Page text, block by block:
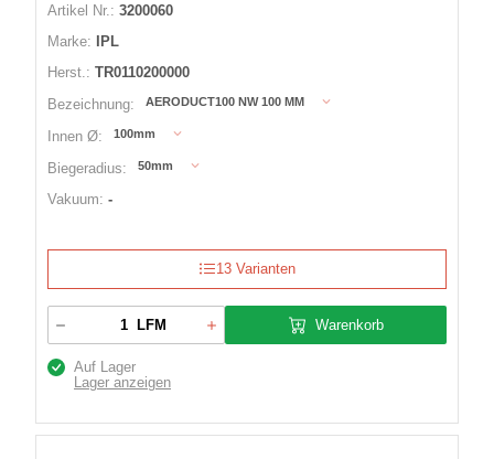
Artikel Nr.: 3200060
Marke:
IPL
Herst.: TR0110200000
Bezeichnung:
AERODUCT100 NW 100 MM
Innen Ø: 100mm
Biegeradius: 50mm
Vakuum: -
13 Varianten
LFM Warenkorb
Auf Lager
Lager anzeigen